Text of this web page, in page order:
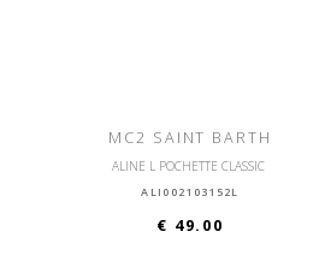
MC2 SAINT BARTH
ALINE L POCHETTE CLASSIC
ALI002103152L
€ 49.00